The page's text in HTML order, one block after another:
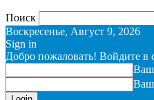
Поиск
Воскресенье, Август 9, 2026
Sign in
Добро пожаловать! Войдите в
Ваш